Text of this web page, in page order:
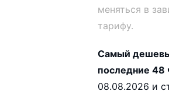
меняться в
тарифу.
Самый
последние 48
08.08.2026 и